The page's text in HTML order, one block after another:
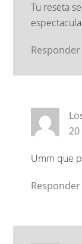
Tu reseta
Responder
Umm que
Responder